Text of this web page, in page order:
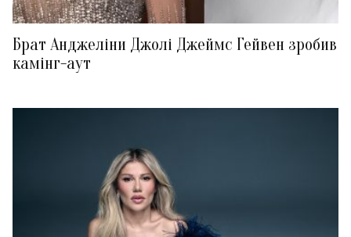
Брат Анджеліни Джолі Джеймс Гейвен зробив
камінг-аут